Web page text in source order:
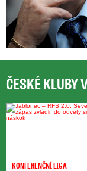
ČESKÉ KLUBY
KONFERENČNÍ LIGA